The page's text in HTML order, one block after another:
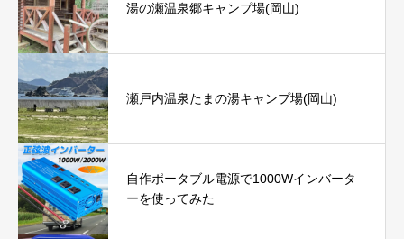
湯の瀬温泉郷キャンプ場(岡山)
瀬戸内温泉たまの湯キャンプ場(岡山)
自作ポータブル電源で1000Wインバータ
ーを使ってみた